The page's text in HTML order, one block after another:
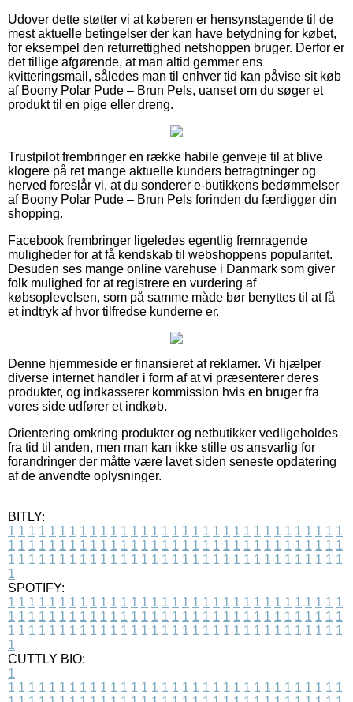
Udover dette støtter vi at køberen er hensynstagende til de
mest aktuelle betingelser der kan have betydning for købet,
for eksempel den returrettighed netshoppen bruger. Derfor er
det tillige afgørende, at man altid gemmer ens
kvitteringsmail, således man til enhver tid kan påvise sit køb
af Boony Polar Pude – Brun Pels, uanset om du søger et
produkt til en pige eller dreng.
Trustpilot frembringer en række habile genveje til at blive
klogere på ret mange aktuelle kunders betragtninger og
herved foreslår vi, at du sonderer e-butikkens bedømmelser
af Boony Polar Pude – Brun Pels forinden du færdiggør din
shopping.
Facebook frembringer ligeledes egentlig fremragende
muligheder for at få kendskab til webshoppens popularitet.
Desuden ses mange online varehuse i Danmark som giver
folk mulighed for at registrere en vurdering af
købsoplevelsen, som på samme måde bør benyttes til at få
et indtryk af hvor tilfredse kunderne er.
Denne hjemmeside er finansieret af reklamer. Vi hjælper
diverse internet handler i form af at vi præsenterer deres
produkter, og indkasserer kommission hvis en bruger fra
vores side udfører et indkøb.
Orientering omkring produkter og netbutikker vedligeholdes
fra tid til anden, men man kan ikke stille os ansvarlig for
forandringer der måtte være lavet siden seneste opdatering
af de anvendte oplysninger.
BITLY:
1 1 1 1 1 1 1 1 1 1 1 1 1 1 1 1 1 1 1 1 1 1 1 1 1 1 1 1 1 1 1 1 1
1 1 1 1 1 1 1 1 1 1 1 1 1 1 1 1 1 1 1 1 1 1 1 1 1 1 1 1 1 1 1 1 1
1 1 1 1 1 1 1 1 1 1 1 1 1 1 1 1 1 1 1 1 1 1 1 1 1 1 1 1 1 1 1 1 1
1
SPOTIFY:
1 1 1 1 1 1 1 1 1 1 1 1 1 1 1 1 1 1 1 1 1 1 1 1 1 1 1 1 1 1 1 1 1
1 1 1 1 1 1 1 1 1 1 1 1 1 1 1 1 1 1 1 1 1 1 1 1 1 1 1 1 1 1 1 1 1
1 1 1 1 1 1 1 1 1 1 1 1 1 1 1 1 1 1 1 1 1 1 1 1 1 1 1 1 1 1 1 1 1
1
CUTTLY BIO:
1
1 1 1 1 1 1 1 1 1 1 1 1 1 1 1 1 1 1 1 1 1 1 1 1 1 1 1 1 1 1 1 1 1